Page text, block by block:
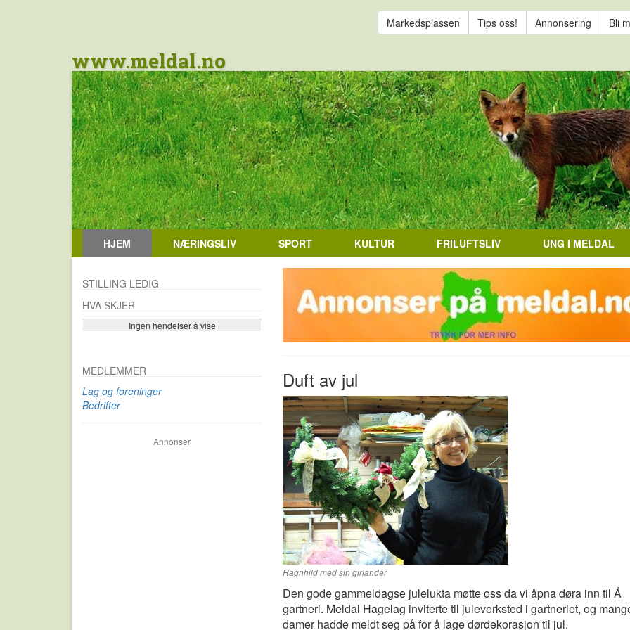
Markedsplassen Tips oss! Annonsering Bli
www.meldal.no
HJEM NÆRINGSLIV SPORT KULTUR FRILUFTSLIV UNG I MELDAL
Duft av jul
Ragnhild med sin girlander
Den gode gammeldagse julelukta møtte oss da vi åpna døra inn til Å
gartneri. Meldal Hagelag inviterte til juleverksted i gartneriet, og
damer hadde meldt seg på for å lage dørdekorasjon til jul.
STILLING LEDIG
HVA SKJER
Ingen hendelser å vise
Se flere…
MEDLEMMER
Lag og foreninger
Bedrifter
Annonser